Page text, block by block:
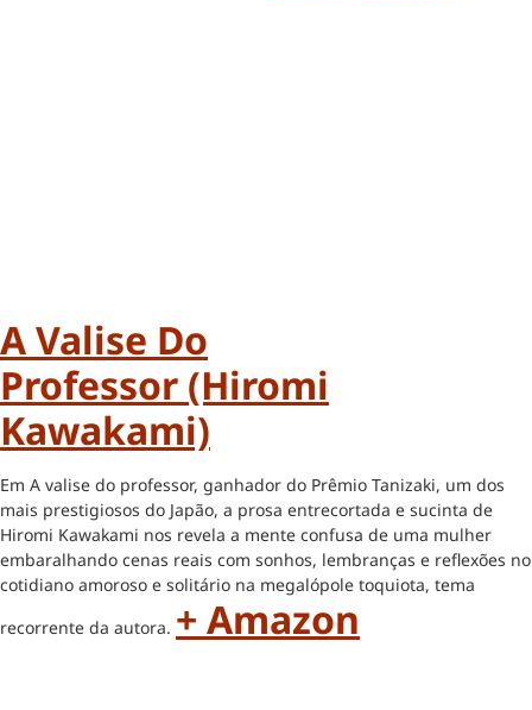
A Valise Do
Professor (Hiromi
Kawakami)
Em A valise do professor, ganhador do Prêmio Tanizaki, um dos
mais prestigiosos do Japão, a prosa entrecortada e sucinta de
Hiromi Kawakami nos revela a mente confusa de uma mulher
embaralhando cenas reais com sonhos, lembranças e reflexões no
cotidiano amoroso e solitário na megalópole toquiota, tema
recorrente da autora. + Amazon